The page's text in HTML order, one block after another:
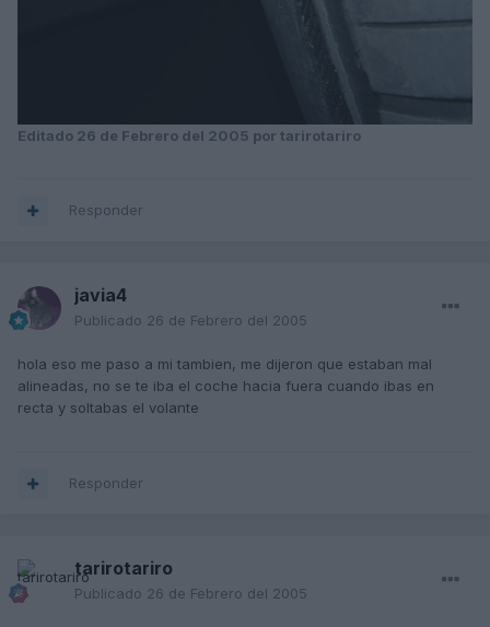
Editado 26 de Febrero del 2005 por tarirotariro
Responder
javia4
Publicado 26 de Febrero del 2005
hola eso me paso a mi tambien, me dijeron que estaban mal
alineadas, no se te iba el coche hacia fuera cuando ibas en
recta y soltabas el volante
Responder
tarirotariro
Publicado 26 de Febrero del 2005